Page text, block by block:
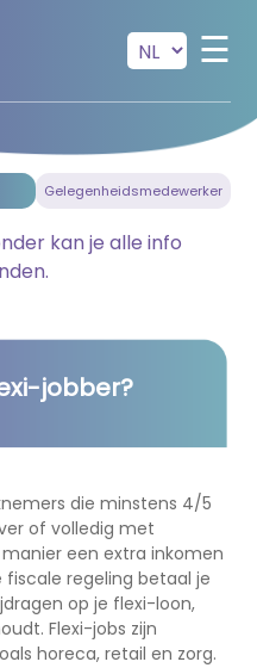
☰
Gelegenheidsmedewerker
kan je alle info
jobber?
die minstens 4/5
of volledig met
een extra inkomen
fiscale regeling betaal je
op je flexi-loon,
Flexi-jobs zijn
horeca, retail en zorg.